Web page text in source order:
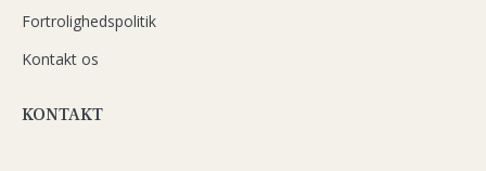
Fortrolighedspolitik
Kontakt os
KONTAKT